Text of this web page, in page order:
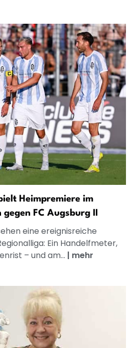
Heimpremiere im
FC Augsburg II
eine ereignisreiche
Ein Handelfmeter,
– und am... | mehr